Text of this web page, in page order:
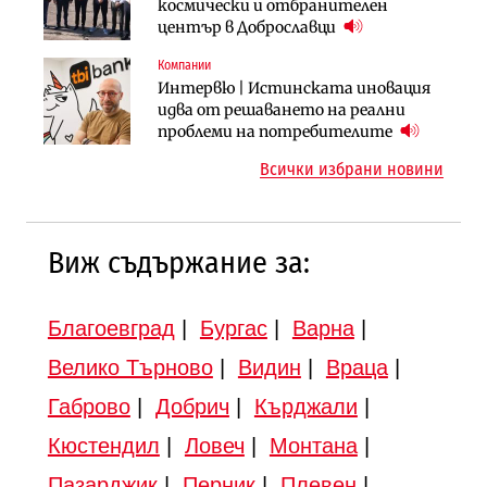
космически и отбранителен
център в Доброславци
Компании
Интервю | Истинската иновация
идва от решаването на реални
проблеми на потребителите
придобиване на Euroapi Italy
Инфраструктура
АПИ възложи промяната на
парцеларния план за
оценки на имотите може да бъдат
Инфраструктура
Вторият мост над Варненското
езеро става част от бъдещата
Всички избрани новини
Виж съдържание за:
Благоевград Бургас| Варна|
Велико Търново| Видин Враца|
Габрово| Добрич Кърджали
Кюстендил
Ловеч Монтана|